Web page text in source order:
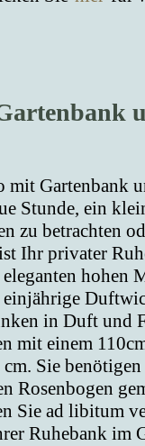
mit Gartenbank
Stunde, ein
zu betrachten
Ihr privater
hohen
einjährige
in Duft und
mit einem
Sie
Rosenbogen
Sie ad libitum
Ruhebank im